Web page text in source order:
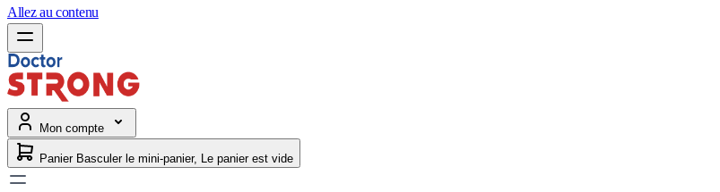
Allez au contenu
Mon compte
Panier Basculer le mini-panier, Le panier est vide